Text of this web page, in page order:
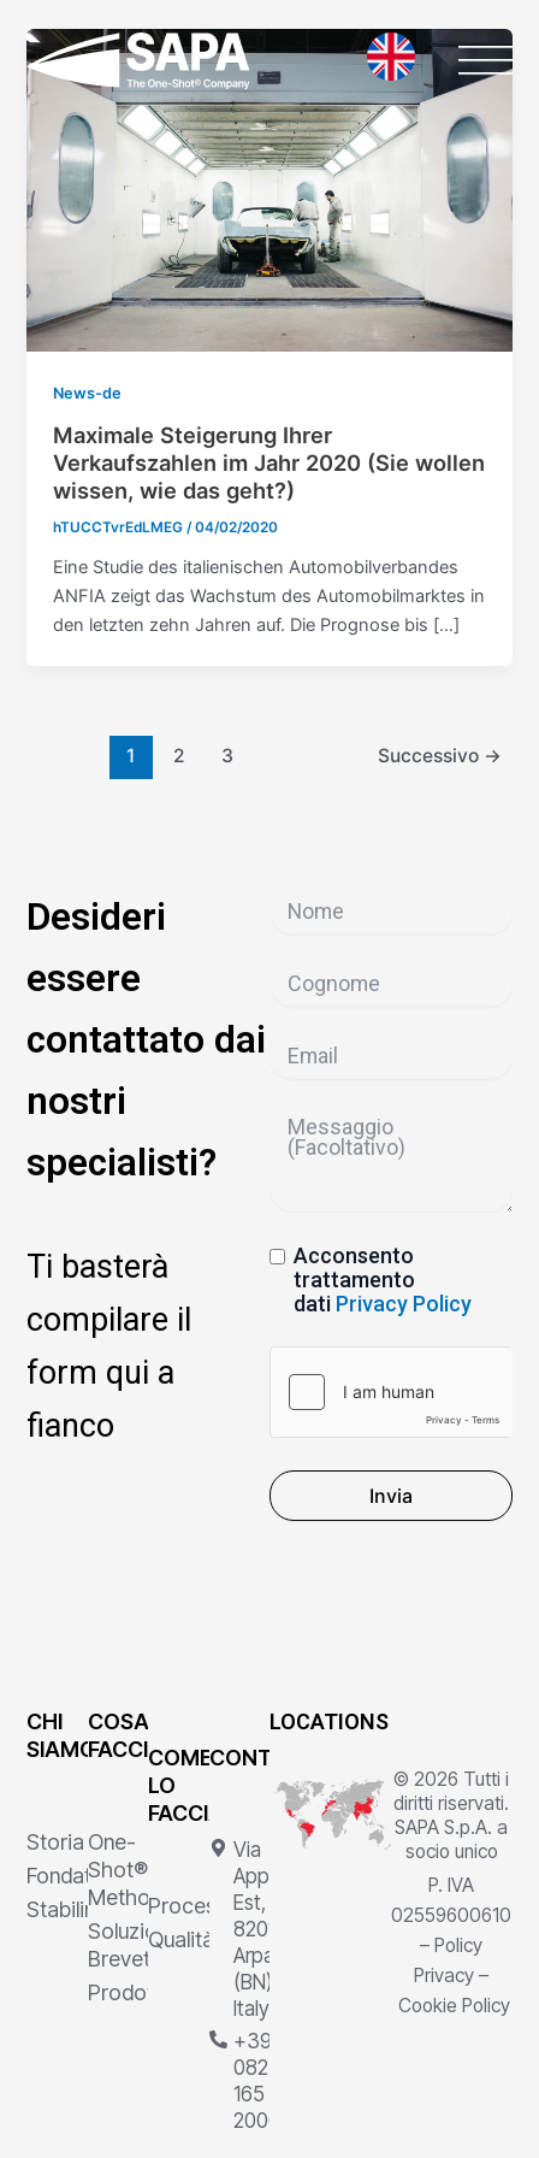
contenuto
News-de
Maximale Steigerung Ihrer
Verkaufszahlen im Jahr 2020 (Sie wollen
wissen, wie das geht?)
hTUCCTvrEdLMEG /04/02/2020
Eine Studie des italienischen Automobilverbandes
ANFIA zeigt das Wachstum des Automobilmarktes in
den letzten zehn Jahren auf. Die Prognose bis […]
articoli
1 2 3 Successivo →
Desideri
essere
contattato dai
nostri
specialisti?
Ti basterà
compilare il
form qui a
fianco
Acconsento
trattamento
dati Privacy Policy
Invia
CHI
SIAMO
Storia
Fondatore
Stabilimenti
COSA
FACCIAMO
One-
Shot®
Method
Soluzioni
Brevettate
Prodotti
COME
LO
FACCIAMO
Processi
Qualità
CONTATTI
Via
Appia
Est, 1,
82011
Arpaia
(BN),
Italy
+39
0823
165
2000
LOCATIONS
© 2026 Tutti i
diritti riservati.
SAPA S.p.A. a
socio unico
P. IVA
02559600610
–Policy
Privacy –
Cookie Policy